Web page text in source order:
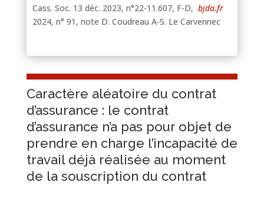
Cass. Soc. 13 déc. 2023, n°22-11.607, F-D, bjda.fr
2024, n° 91, note D. Coudreau A-S. Le Carvennec
Caractère aléatoire du contrat
d’assurance : le contrat
d’assurance n’a pas pour objet de
prendre en charge l’incapacité de
travail déjà réalisée au moment
de la souscription du contrat